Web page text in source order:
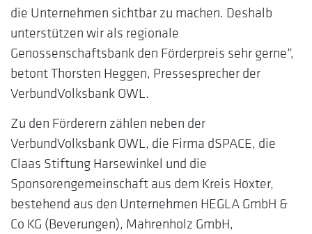
die Unternehmen sichtbar zu machen. Deshalb
unterstützen wir als regionale
Genossenschaftsbank den Förderpreis sehr gerne“,
betont Thorsten Heggen, Pressesprecher der
VerbundVolksbank OWL.
Zu den Förderern zählen neben der
VerbundVolksbank OWL, die Firma dSPACE, die
Claas Stiftung Harsewinkel und die
Sponsorengemeinschaft aus dem Kreis Höxter,
bestehend aus den Unternehmen HEGLA GmbH &
Co KG (Beverungen), Mahrenholz GmbH,